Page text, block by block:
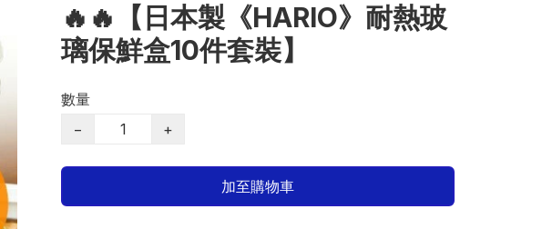
🔥🔥【日本製《HARIO》耐熱玻
璃保鮮盒10件套裝】
數量
−
+
加至購物車